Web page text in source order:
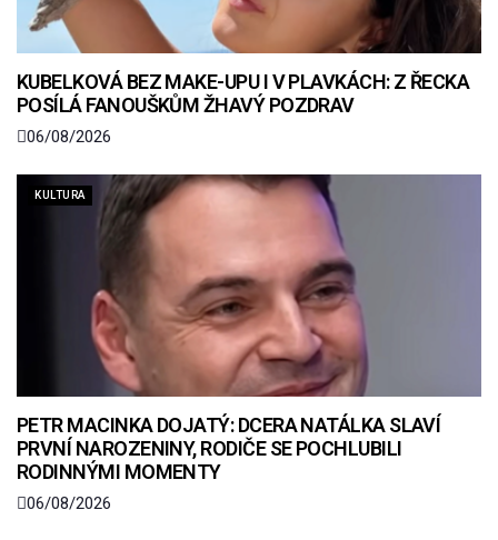
KUBELKOVÁ BEZ MAKE-UPU I V PLAVKÁCH: Z ŘECKA
POSÍLÁ FANOUŠKŮM ŽHAVÝ POZDRAV
06/08/2026
KULTURA
PETR MACINKA DOJATÝ: DCERA NATÁLKA SLAVÍ
PRVNÍ NAROZENINY, RODIČE SE POCHLUBILI
RODINNÝMI MOMENTY
06/08/2026